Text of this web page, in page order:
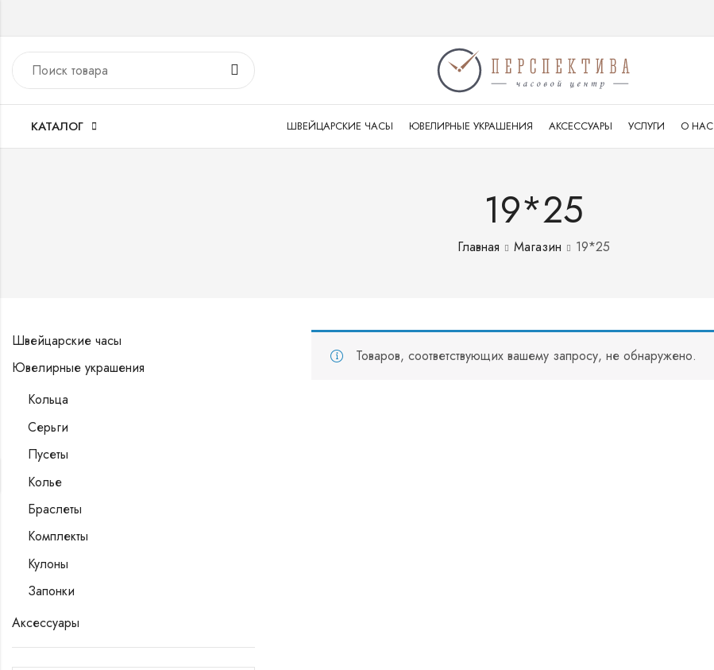
КАТАЛОГ ШВЕЙЦАРСКИЕ ЧАСЫ ЮВЕЛИРНЫЕ УКРАШЕНИЯ АКСЕССУАРЫ УСЛУГИ О НАС
19*25
Главная Магазин 19*25
Товаров, соответствующих вашему запросу, не обнаружено.
Швейцарские часы
Ювелирные украшения
Кольца
Серьги
Пусеты
Колье
Браслеты
Комплекты
Кулоны
Запонки
Аксессуары